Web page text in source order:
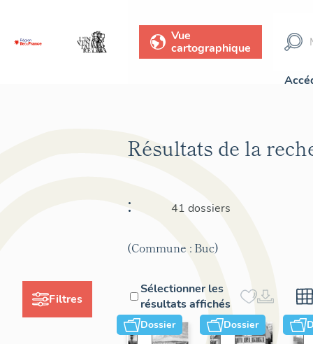
Vue
cartographique
Filtres
Résultats de la
:
41 dossiers
(Commune : Buc)
Sélectionner les
résultats affichés
Dossier Dossier